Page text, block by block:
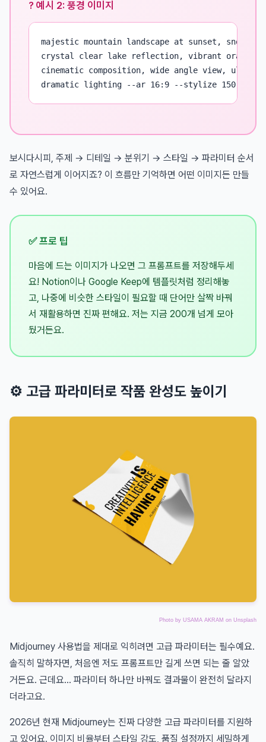
? 예시 2: 풍경 이미지
majestic mountain landscape at sunset, snow-
crystal clear lake reflection, vibrant orange
cinematic composition, wide angle view,
dramatic lighting --ar 16:9 --stylize 150
보시다시피, 주제 → 디테일 → 분위기 → 스타일 → 파라미터 순서
로 자연스럽게 이어지죠? 이 흐름만 기억하면 어떤 이미지든 만들
수 있어요.
✅ 프로 팁
마음에 드는 이미지가 나오면 그 프롬프트를 저장해두세
요! Notion이나 Google Keep에 템플릿처럼 정리해놓
고, 나중에 비슷한 스타일이 필요할 때 단어만 살짝 바꿔
서 재활용하면 진짜 편해요. 저는 지금 200개 넘게 모아
뒀거든요.
⚙️ 고급 파라미터로 작품 완성도 높이기
Photo by USAMA AKRAM on Unsplash
Midjourney 사용법을 제대로 익히려면 고급 파라미터는 필수예요.
솔직히 말하자면, 처음엔 저도 프롬프트만 길게 쓰면 되는 줄 알았
거든요. 근데요... 파라미터 하나만 바꿔도 결과물이 완전히 달라지
더라고요.
2026년 현재 Midjourney는 진짜 다양한 고급 파라미터를 지원하
고 있어요. 이미지 비율부터 스타일 강도, 품질 설정까지 세밀하게